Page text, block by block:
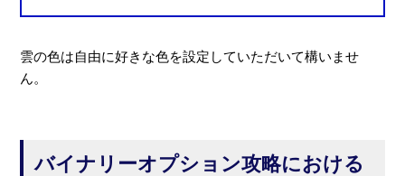
雲の色は自由に好きな色を設定していただいて構いませ
ん。
バイナリーオプション攻略における